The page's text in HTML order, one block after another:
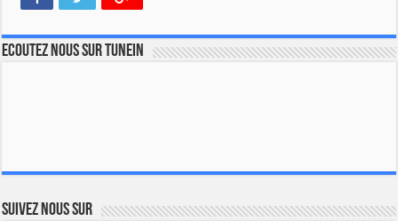
Ecoutez nous sur TuneIn
Suivez nous sur